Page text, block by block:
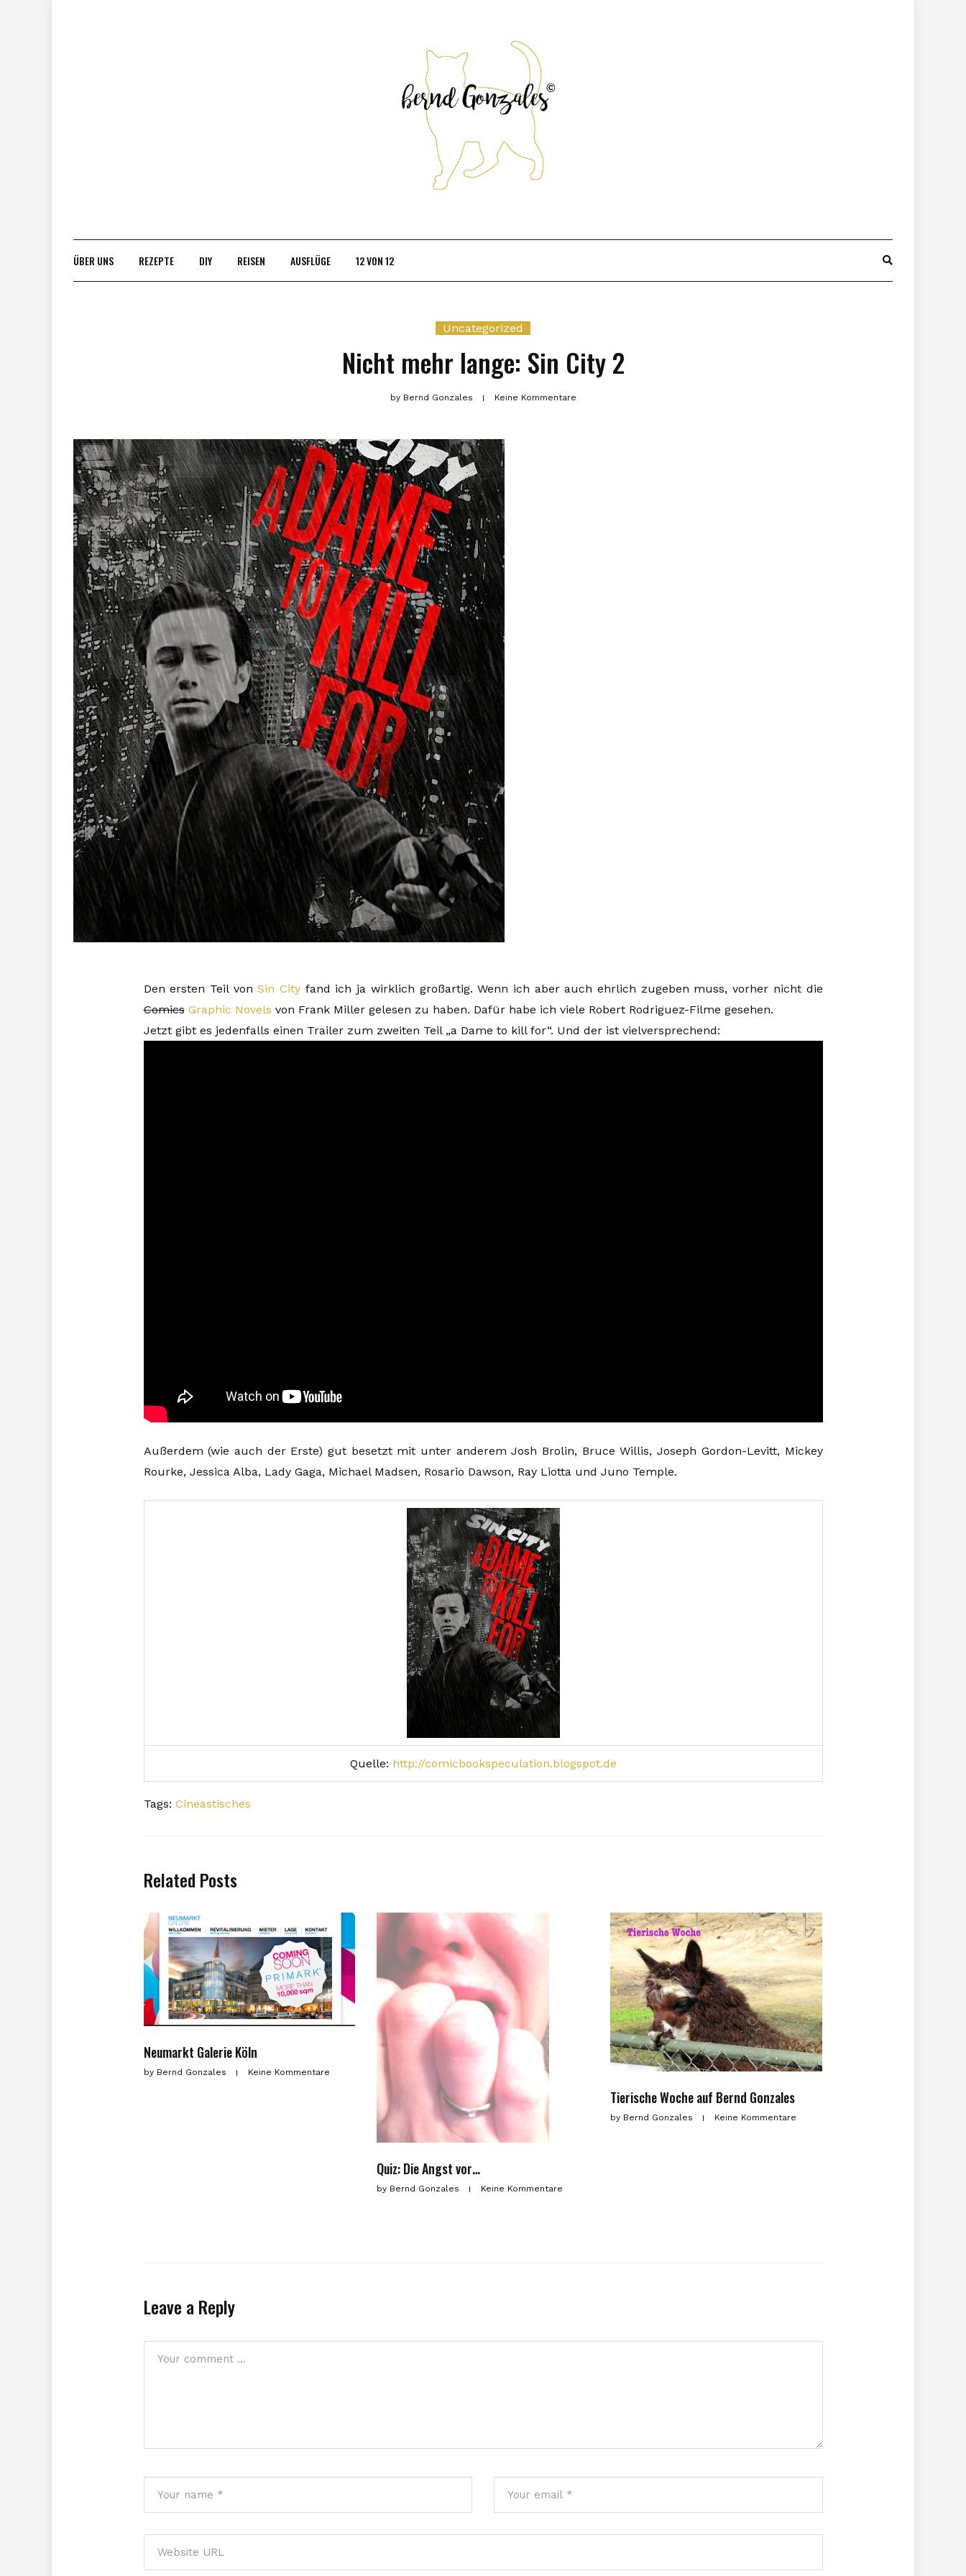
ÜBER UNS REZEPTE DIY REISEN AUSFLÜGE 12 VON 12
Uncategorized
Nicht mehr lange: Sin City 2
byBernd Gonzales Keine Kommentare
Den ersten Teil vonSin City fand ich ja wirklich großartig. Wenn ich aber auch ehrlich zugeben muss, vorher nicht die
Comics Graphic Novels von Frank Miller gelesen zu haben. Dafür habe ich viele Robert Rodriguez-Filme gesehen.
Jetzt gibt es jedenfalls einen Trailer zum zweiten Teil „a Dame to kill for“. Und der ist vielversprechend:
Außerdem (wie auch der Erste) gut besetzt mit unter anderem Josh Brolin, Bruce Willis, Joseph Gordon-Levitt, Mickey
Rourke, Jessica Alba, Lady Gaga, Michael Madsen, Rosario Dawson, Ray Liotta und Juno Temple.
Quelle: http://comicbookspeculation.blogspot.de
Tags: Cineastisches
Related Posts
Neumarkt Galerie Köln
byBernd Gonzales Keine Kommentare
Quiz: Die Angst vor…
by Bernd Gonzales Keine Kommentare
Tierische Woche auf Bernd Gonzales
by Bernd Gonzales Keine Kommentare
Leave a Reply